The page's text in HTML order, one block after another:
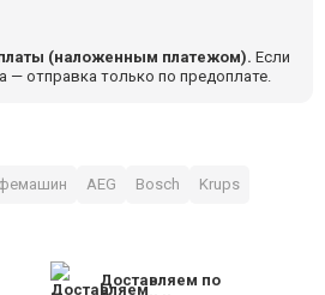
(наложенным платежом). Если
— отправка только по предоплате.
AEG Bosch Krups
Доставляем по